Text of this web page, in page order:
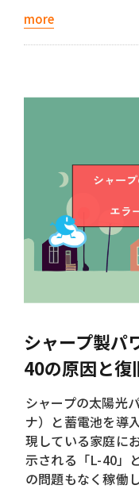
more
シャープ製パ
40の原因と復
シャープの太陽光
ナ）と蓄電池を導
現している家庭に
示される「L-40」
の問題もなく稼働